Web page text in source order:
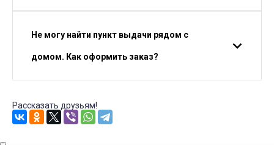
Не могу найти пункт выдачи рядом с
домом. Как оформить заказ?
Рассказать друзьям!